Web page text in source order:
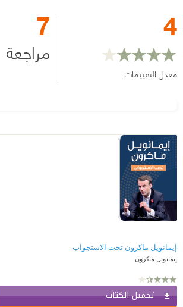
4
معدل التقييمات
7
مراجعة
إيمانويل ماكرون تحت الاستجواب
إيمانويل ماكرون
تحميل الكتاب